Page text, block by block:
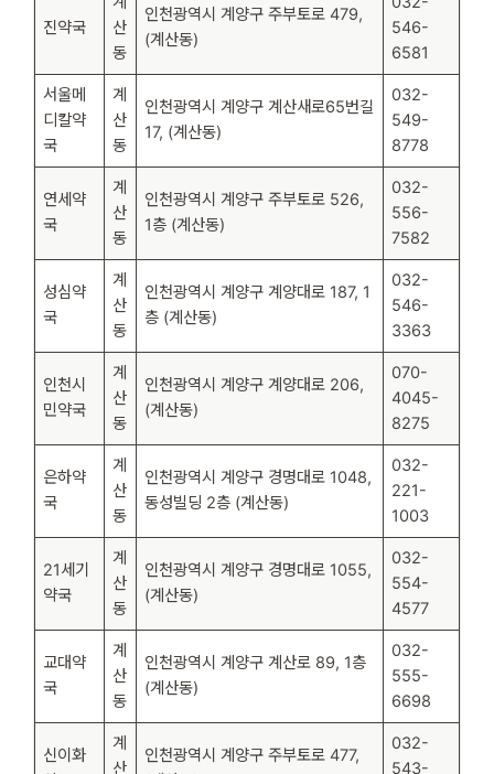
진약국
산
동
인천광역시 계양구 주부토로 479,
(계산동)
546-
6581
서울메
디칼약
국
계
산
동
인천광역시 계양구 계산새로65번길
17, (계산동)
032-
549-
8778
연세약
국
계
산
동
인천광역시 계양구 주부토로 526,
1층 (계산동)
032-
556-
7582
성심약
국
계
산
동
인천광역시 계양구 계양대로 187, 1
층 (계산동)
032-
546-
3363
인천시
민약국
계
산
동
인천광역시 계양구 계양대로 206,
(계산동)
070-
4045-
8275
은하약
국
계
산
동
인천광역시 계양구 경명대로 1048,
동성빌딩 2층 (계산동)
032-
221-
1003
21세기
약국
계
산
동
인천광역시 계양구 경명대로 1055,
(계산동)
032-
554-
4577
교대약
국
계
산
동
인천광역시 계양구 계산로 89, 1층
(계산동)
032-
555-
6698
신이화
계
산
인천광역시 계양구 주부토로 477,
032-
543-